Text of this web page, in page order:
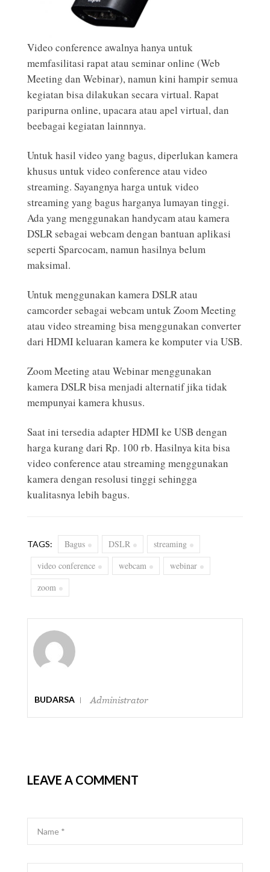
Video conference awalnya hanya untuk
memfasilitasi rapat atau seminar online (Web
Meeting dan Webinar), namun kini hampir semua
kegiatan bisa dilakukan secara virtual. Rapat
paripurna online, upacara atau apel virtual, dan
beebagai kegiatan lainnnya.
Untuk hasil video yang bagus, diperlukan kamera
khusus untuk video conference atau video
streaming. Sayangnya harga untuk video
streaming yang bagus harganya lumayan tinggi.
Ada yang menggunakan handycam atau kamera
DSLR sebagai webcam dengan bantuan aplikasi
seperti Sparcocam, namun hasilnya belum
maksimal.
Untuk menggunakan kamera DSLR atau
camcorder sebagai webcam untuk Zoom Meeting
atau video streaming bisa menggunakan converter
dari HDMI keluaran kamera ke komputer via USB.
Zoom Meeting atau Webinar menggunakan
kamera DSLR bisa menjadi alternatif jika tidak
mempunyai kamera khusus.
Saat ini tersedia adapter HDMI ke USB dengan
harga kurang dari Rp. 100 rb. Hasilnya kita bisa
video conference atau streaming menggunakan
kamera dengan resolusi tinggi sehingga
kualitasnya lebih bagus.
TAGS: Bagus DSLR
streaming
video conference
webcam
webinar
zoom
BUDARSA Administrator
LEAVE A COMMENT